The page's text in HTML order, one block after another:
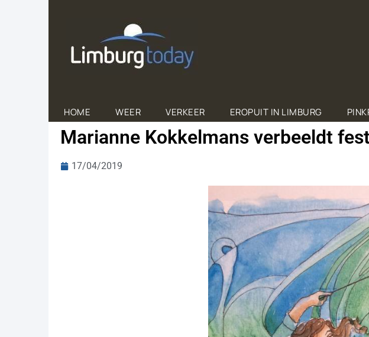
HOME WEER VERKEER EROPUIT IN LIMBURG
Marianne Kokkelmans verbeeldt
17/04/2019